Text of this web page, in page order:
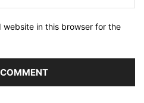
website in this browser for the